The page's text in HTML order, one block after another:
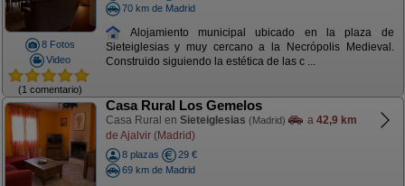
8 Fotos
Video
(1 comentario)
70 km de Madrid
Alojamiento municipal ubicado en la plaza de
Sieteiglesias y muy cercano a la Necrópolis Medieval.
Construido siguiendo la estética de las c ...
Casa Rural Los Gemelos
Casa Rural en Sieteiglesias (Madrid) a 42,9 km
de Ajalvir (Madrid)
8 plazas
29 €
69 km de Madrid